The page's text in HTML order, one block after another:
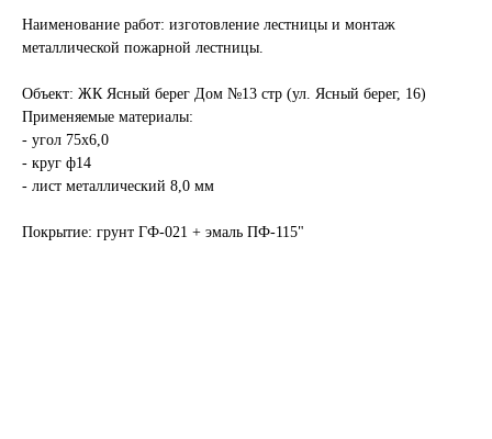
Наименование работ: изготовление лестницы и монтаж
металлической пожарной лестницы.
Объект: ЖК Ясный берег Дом №13 стр (ул. Ясный берег, 16)
Применяемые материалы:
- угол 75х6,0
- круг ф14
- лист металлический 8,0 мм
Покрытие: грунт ГФ-021 + эмаль ПФ-115"